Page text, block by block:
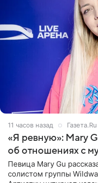
11 часов назад Газета.Ru
«Я ревную»: Mary
об отношениях с
Певица Mary Gu
солистом группы